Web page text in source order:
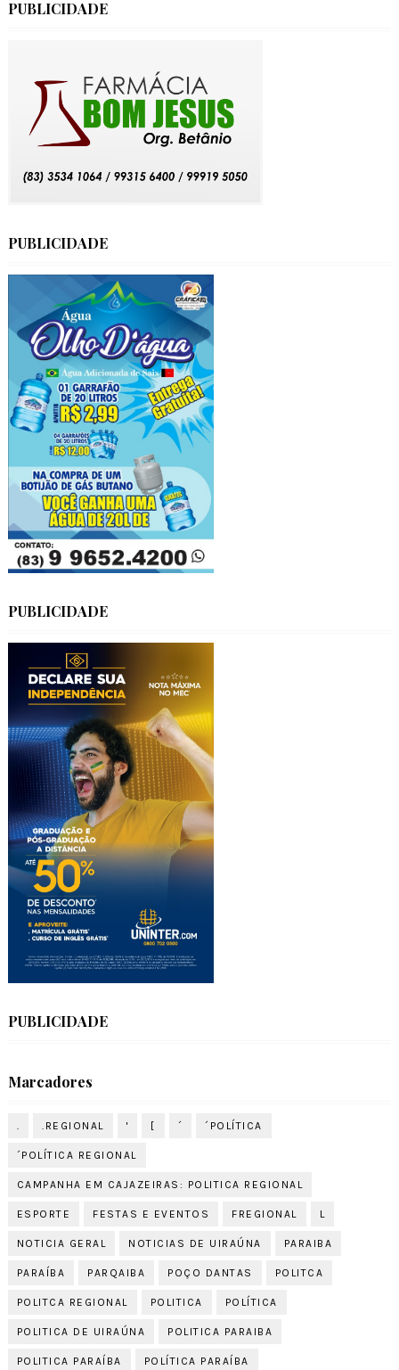
PUBLICIDADE
PUBLICIDADE
PUBLICIDADE
PUBLICIDADE
Marcadores
. .REGIONAL ' [ ´ ´POLÍTICA
´POLÍTICA REGIONAL
CAMPANHA EM CAJAZEIRAS: POLITICA REGIONAL
ESPORTE FESTAS E EVENTOS FREGIONAL L
NOTICIA GERAL NOTICIAS DE UIRAÚNA PARAIBA
PARAÍBA PARQAIBA POÇO DANTAS POLITCA
POLITCA REGIONAL POLITICA POLÍTICA
POLITICA DE UIRAÚNA POLITICA PARAIBA
POLITICA PARAÍBA POLÍTICA PARAÍBA